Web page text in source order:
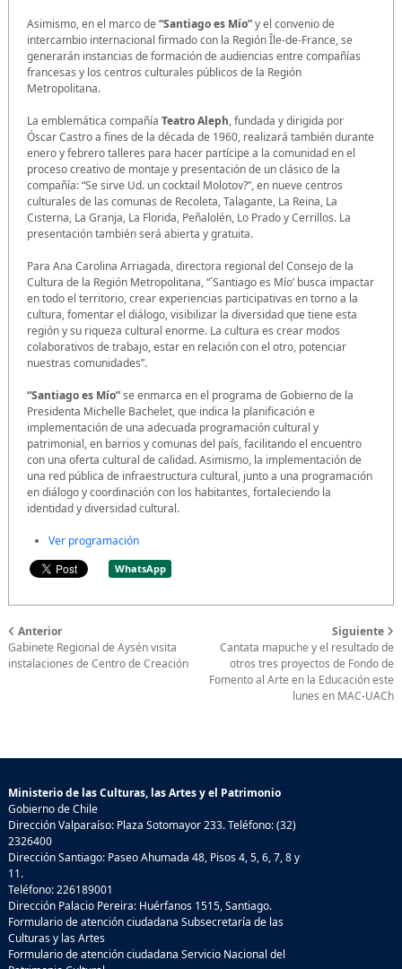
Asimismo, en el marco de“Santiago es Mío”y el convenio de
intercambio internacional firmado con la Región Île-de-France, se
generarán instancias de formación de audiencias entre compañías
francesas y los centros culturales públicos de la Región
Metropolitana.
La emblemática compañía Teatro Aleph, fundada y dirigida por
Óscar Castro a fines de la década de 1960, realizará también durante
enero y febrero talleres para hacer partícipe a la comunidad en el
proceso creativo de montaje y presentación de un clásico de la
compañía: “Se sirve Ud. un cocktail Molotov?”, en nueve centros
culturales de las comunas de Recoleta, Talagante, La Reina, La
Cisterna, La Granja, La Florida, Peñalolén, Lo Prado y Cerrillos. La
presentación también será abierta y gratuita.
Para Ana Carolina Arriagada, directora regional del Consejo de la
Cultura de la Región Metropolitana, “´Santiago es Mío’ busca impactar
en todo el territorio, crear experiencias participativas en torno a la
cultura, fomentar el diálogo, visibilizar la diversidad que tiene esta
región y su riqueza cultural enorme. La cultura es crear modos
colaborativos de trabajo, estar en relación con el otro, potenciar
nuestras comunidades”.
“Santiago es Mío”se enmarca en el programa de Gobierno de la
Presidenta Michelle Bachelet, que indica la planificación e
implementación de una adecuada programación cultural y
patrimonial, en barrios y comunas del país, facilitando el encuentro
con una oferta cultural de calidad. Asimismo, la implementación de
una red pública de infraestructura cultural, junto a una programación
en diálogo y coordinación con los habitantes, fortaleciendo la
identidad y diversidad cultural.
Ver programación
WhatsApp
Anterior
Gabinete Regional de Aysén visita
instalaciones de Centro de Creación
Siguiente
Cantata mapuche y el resultado de
otros tres proyectos de Fondo de
Fomento al Arte en la Educación este
lunes en MAC-UACh
Ministerio de las Culturas, las Artes y el Patrimonio
Gobierno de Chile
Dirección Valparaíso: Plaza Sotomayor 233. Teléfono: (32)
2326400
Dirección Santiago: Paseo Ahumada 48, Pisos 4, 5, 6, 7, 8 y
11.
Teléfono: 226189001
Dirección Palacio Pereira: Huérfanos 1515, Santiago.
Formulario de atención ciudadana Subsecretaría de las
Culturas y las Artes
Formulario de atención ciudadana Servicio Nacional del